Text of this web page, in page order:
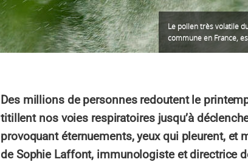
Le pollen très volatile
commune en France,
Des millions de personnes redoutent le
titillent nos voies respiratoires jusqu’à
provoquant éternuements, yeux qui pleurent, et
de Sophie Laffont, immunologiste et directrice